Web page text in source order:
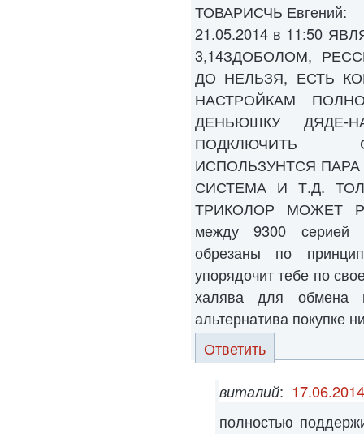
ТОВАРИСЧЬ Евгений:
21.05.2014 в 11:50
3,14ЗДОБОЛОМ,
ДО НЕЛЬЗЯ, ЕСТЬ
НАСТРОЙКАМ
ДЕНЬЮШКУ ДЯДЕ-
ПОДКЛЮЧИТЬ
ИСПОЛЬЗУНТСЯ
СИСТЕМА И Т.Д.
ТРИКОЛОР МОЖЕТ
между 9300 серией
обрезаны по
упорядочит тебе по
халява для обмена
альтернатива покупке
Ответить
виталий:
полностью